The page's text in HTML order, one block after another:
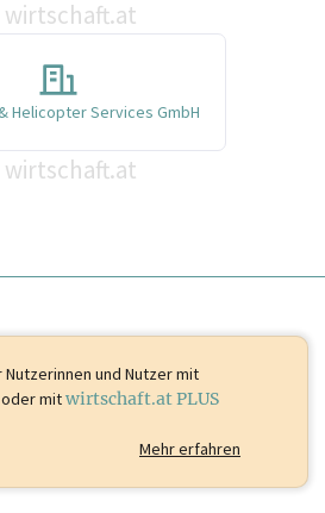
wirtschaft.at
Helicopter Services GmbH
wirtschaft.at
Nutzerinnen und Nutzer mit
oder mitwirtschaft.at PLUS
Mehr erfahren